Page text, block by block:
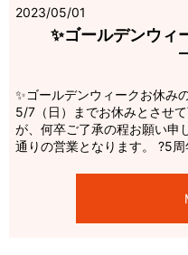
2023/05/01
✨ゴールデンウィ
✨ゴールデンウィークお休み
5/7（日）までお休みとさせ
が、何卒ご了承の程お願い申
通りの営業となります。 ?5